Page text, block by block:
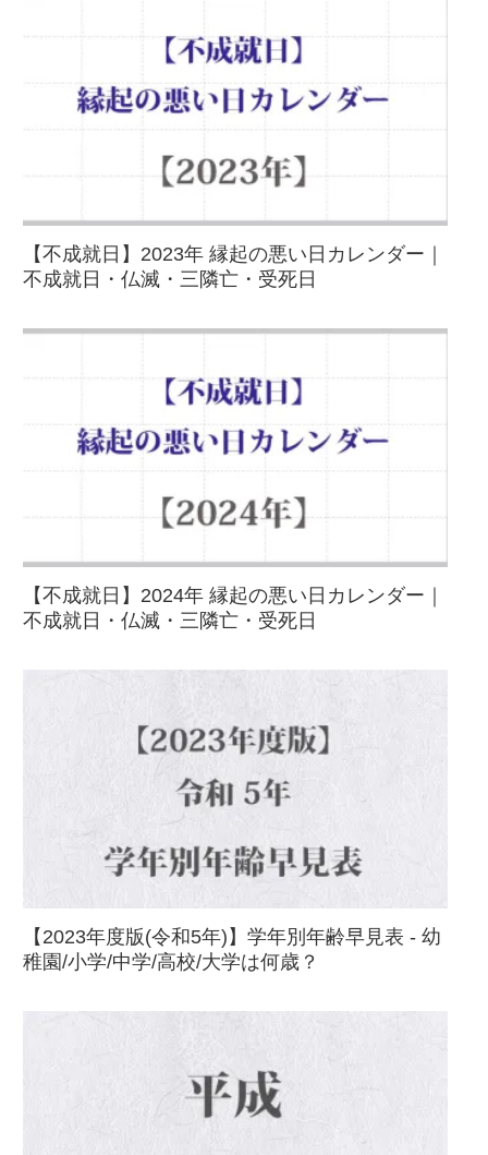
【不成就日】2023年 縁起の悪い日カレンダー｜
不成就日・仏滅・三隣亡・受死日
【不成就日】2024年 縁起の悪い日カレンダー｜
不成就日・仏滅・三隣亡・受死日
【2023年度版(令和5年)】学年別年齢早見表 - 幼
稚園/小学/中学/高校/大学は何歳？